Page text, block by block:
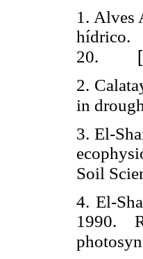
1. Alves
hídrico.
20. [
2.
in
3. El-
Soil
4. El-
1990.